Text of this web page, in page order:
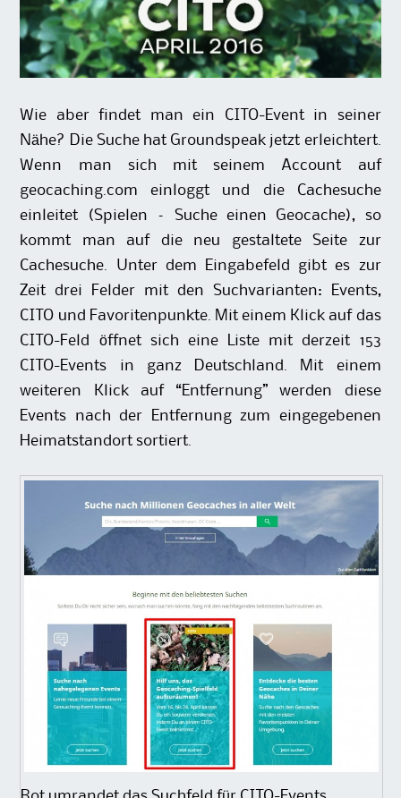
Wie aber findet man ein CITO-Event in seiner
Nähe?
Die Suche hat Groundspeak jetzt erleichtert.
Wenn man sich mit seinem Account auf
geocaching.com einloggt und die Cachesuche
einleitet (Spielen – Suche einen Geocache), so
kommt man auf die neu gestaltete Seite zur
Cachesuche. Unter dem Eingabefeld gibt es zur
Zeit drei Felder mit den Suchvarianten: Events,
CITO und Favoritenpunkte. Mit einem Klick auf das
CITO-Feld öffnet sich eine Liste mit derzeit 153
CITO-Events in ganz Deutschland. Mit einem
weiteren Klick auf “Entfernung” werden diese
Events nach der Entfernung zum eingegebenen
Heimatstandort sortiert.